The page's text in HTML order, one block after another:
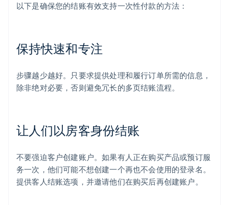
以下是确保您的结账有效支持一次性付款的方法：
保持快速和专注
步骤越少越好。只要求提供处理和履行订单所需的信息，
除非绝对必要，否则避免冗长的多页结账流程。
让人们以房客身份结账
不要强迫客户创建账户。如果有人正在购买产品或预订服
务一次，他们可能不想创建一个再也不会使用的登录名。
提供客人结账选项，并邀请他们在购买后再创建账户。